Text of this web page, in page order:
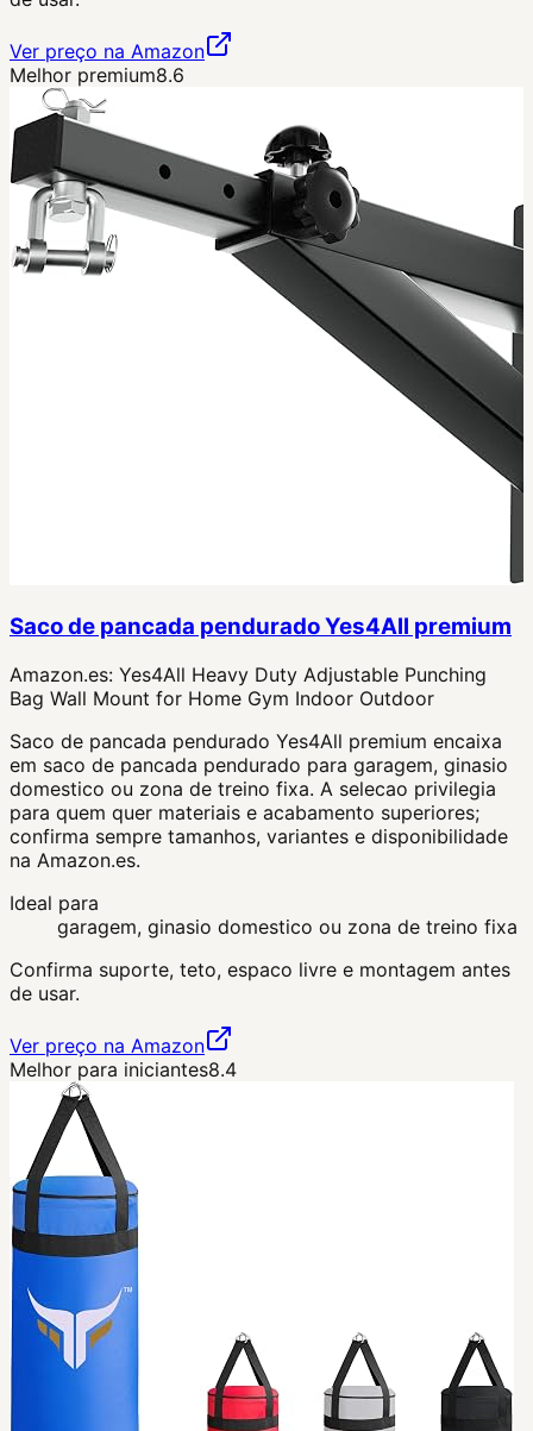
Ver preço na Amazon
Melhor premium8.6
Saco de pancada pendurado Yes4All premium
Amazon.es: Yes4All Heavy Duty Adjustable Punching
Bag Wall Mount for Home Gym Indoor Outdoor
Saco de pancada pendurado Yes4All premium encaixa
em saco de pancada pendurado para garagem, ginasio
domestico ou zona de treino fixa. A selecao privilegia
para quem quer materiais e acabamento superiores;
confirma sempre tamanhos, variantes e disponibilidade
na Amazon.es.
Ideal para
garagem, ginasio domestico ou zona de treino fixa
Confirma suporte, teto, espaco livre e montagem antes
de usar.
Ver preço na Amazon
Melhor para iniciantes8.4